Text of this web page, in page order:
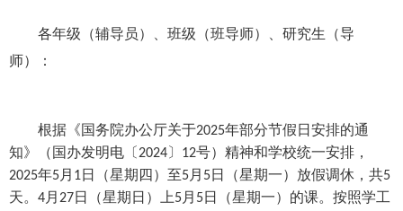
各年级（辅导员）、班级（班导师）、研究生（导
师）
：
根据《国务院办公厅关于2025年部分节假日安排的通
知》（国办发明电〔2024〕 12号）精神和学校统一安排，
2025年5月 1日（星期四）至5月 5日（星期一）放假调休，共5
天。 4月 27日（星期日）上5月 5日（星期一）的课。 按照学工